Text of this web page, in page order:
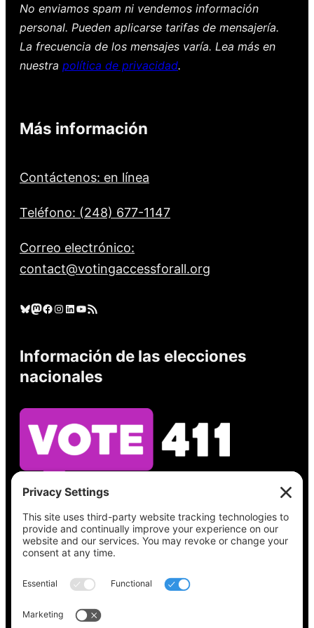
No enviamos spam ni vendemos información
personal. Pueden aplicarse tarifas de mensajería.
La frecuencia de los mensajes varía. Lea más en
nuestra política de privacidad.
Más información
Contáctenos: en línea
Teléfono: (248) 677-1147
Correo electrónico:
contact@votingaccessforall.org
Cielo azul Mastodonte Facebook Instagram LinkedIn YouTube Feed RSS
Información de las elecciones
nacionales
Vea lo que hay en su boleta, encuentre su
lugar de votación, verifique el estado de su
registro y obtenga toda la información
electoral que necesita enVote411.org.
Por favor no utilice: